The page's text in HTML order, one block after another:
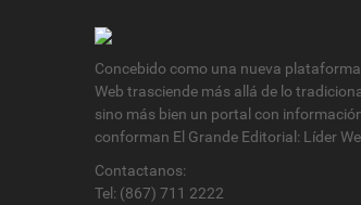
Concebido como una nueva
Web trasciende más allá de lo
sino más bien un portal con
conforman El Grande Editorial: Líder
Contactanos:
Tel: (867) 711 2222